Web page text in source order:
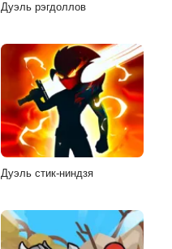
Дуэль рэгдоллов
Дуэль стик-ниндзя